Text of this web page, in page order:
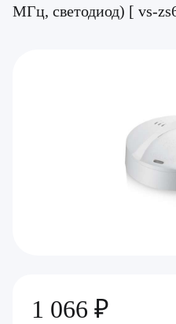
МГц, светодиод) [ vs-
1 066 ₽